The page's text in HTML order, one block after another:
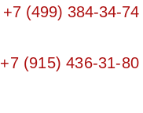
+7 (499) 384-34-74
+7 (915) 436-31-80